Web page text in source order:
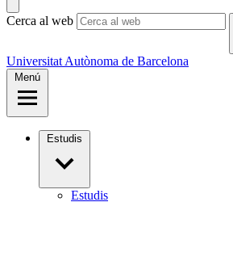
Cerca al web
Universitat Autònoma de Barcelona
Menú
Estudis
Estudis